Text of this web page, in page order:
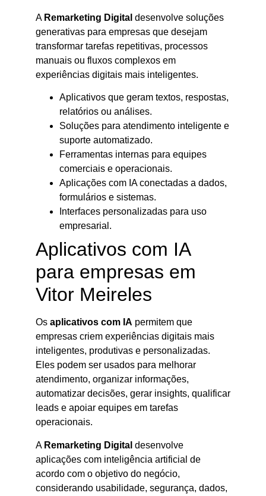
A Remarketing Digital desenvolve soluções
generativas para empresas que desejam
transformar tarefas repetitivas, processos
manuais ou fluxos complexos em
experiências digitais mais inteligentes.
Aplicativos que geram textos, respostas,
relatórios ou análises.
Soluções para atendimento inteligente e
suporte automatizado.
Ferramentas internas para equipes
comerciais e operacionais.
Aplicações com IA conectadas a dados,
formulários e sistemas.
Interfaces personalizadas para uso
empresarial.
Aplicativos com IA
para empresas em
Vitor Meireles
Os aplicativos com IA permitem que
empresas criem experiências digitais mais
inteligentes, produtivas e personalizadas.
Eles podem ser usados para melhorar
atendimento, organizar informações,
automatizar decisões, gerar insights, qualificar
leads e apoiar equipes em tarefas
operacionais.
A Remarketing Digital desenvolve
aplicações com inteligência artificial de
acordo com o objetivo do negócio,
considerando usabilidade, segurança, dados,